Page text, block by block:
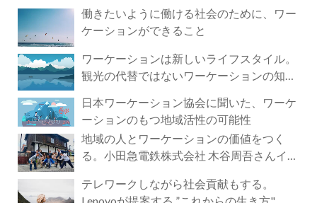
働きたいように働ける社会のために、ワー
ケーションができること
ワーケーションは新しいライフスタイル。
観光の代替ではないワーケーションの知ら
日本ワーケーション協会に聞いた、ワーケ
ーションのもつ地域活性の可能性
地域の人とワーケーションの価値をつく
る。小田急電鉄株式会社 木谷周吾さんイン
テレワークしながら社会貢献もする。